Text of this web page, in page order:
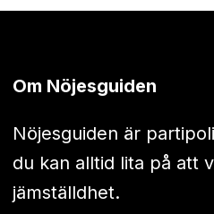
Om Nöjesguiden
Nöjesguiden är
du kan alltid lita på att
jämställdhet.